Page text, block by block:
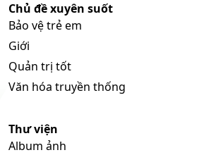
Chủ đề xuyên suốt
Bảo vệ trẻ em
Giới
Quản trị tốt
Văn hóa truyền thống
Thư viện
Album ảnh